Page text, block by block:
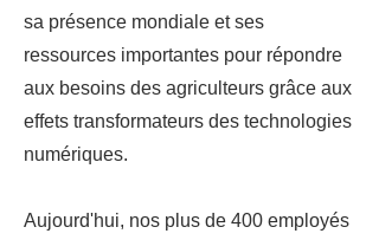
sa présence mondiale et ses
ressources importantes pour répondre
aux besoins des agriculteurs grâce aux
effets transformateurs des technologies
numériques.
Aujourd'hui, nos plus de 400 employés